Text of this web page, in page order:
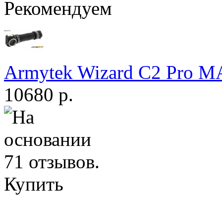
Рекомендуем
Armytek Wizard С2 Pro
10680 р.
Купить